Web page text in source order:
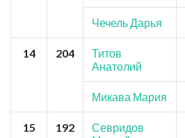
Чечель Дарья
14 204
Титов
Анатолий
Микава Мария
15 192
Севридов